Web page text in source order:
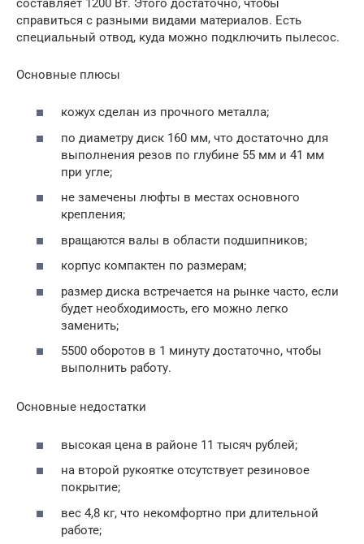
составляет 1200 Вт. Этого достаточно, чтобы
справиться с разными видами материалов. Есть
специальный отвод, куда можно подключить пылесос.
Основные плюсы
кожух сделан из прочного металла;
по диаметру диск 160 мм, что достаточно для
выполнения резов по глубине 55 мм и 41 мм
при угле;
не замечены люфты в местах основного
крепления;
вращаются валы в области подшипников;
корпус компактен по размерам;
размер диска встречается на рынке часто, если
будет необходимость, его можно легко
заменить;
5500 оборотов в 1 минуту достаточно, чтобы
выполнить работу.
Основные недостатки
высокая цена в районе 11 тысяч рублей;
на второй рукоятке отсутствует резиновое
покрытие;
вес 4,8 кг, что некомфортно при длительной
работе;